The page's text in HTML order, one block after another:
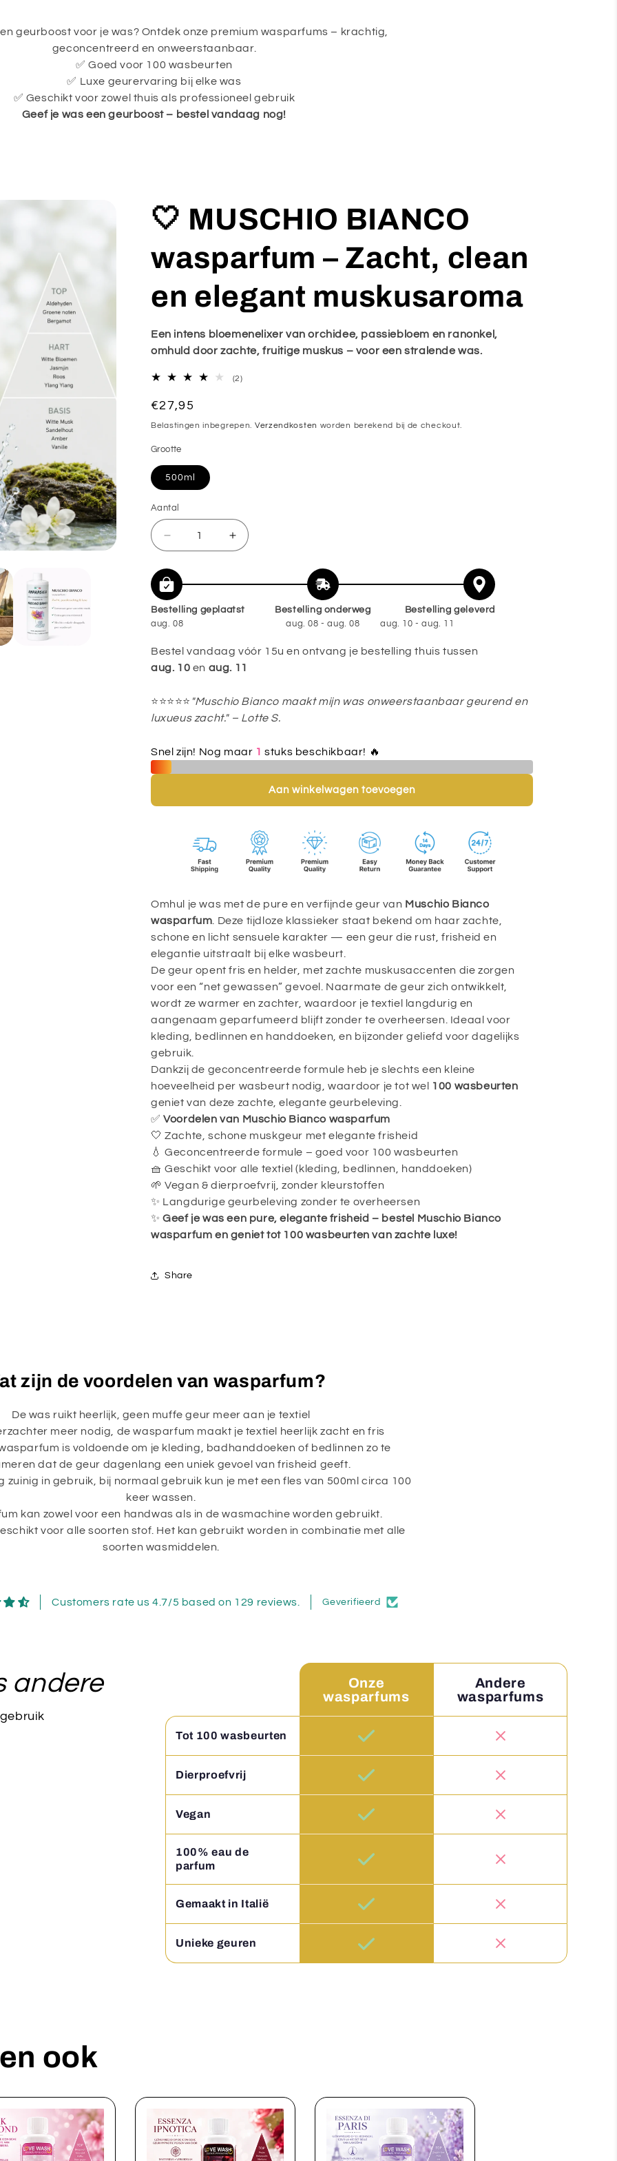
geurboost voor je was? Ontdek onze premium wasparfums – krachtig,
geconcentreerd en onweerstaanbaar.
✅ Goed voor 100 wasbeurten
✅ Luxe geurervaring bij elke was
✅ Geschikt voor zowel thuis als professioneel gebruik
Geef je was een geurboost – bestel vandaag nog!
🤍 MUSCHIO BIANCO
wasparfum – Zacht, clean
en elegant muskusaroma
Een intens bloemenelixer van orchidee, passiebloem en ranonkel,
omhuld door zachte, fruitige muskus – voor een stralende was.
(2)2
Normale
prijs
€27,95
Belastingen inbegrepen. Verzendkosten worden berekend bij de checkout.
Grootte
500ml
Aantal
Aantal
Aantal
voor
🤍
MUSCHIO
wasparfum
–
elegant
muskusaroma
Aantal
voor
wasparfum
–
clean
elegant
Bestelling geplaatst
aug. 08
Bestelling onderweg
aug. 08 - aug. 08
Bestelling geleverd
aug. 10 - aug. 11
Bestel vandaag vóór 15u en ontvang je bestelling thuis tussen
aug. 10 en aug. 11
⭐⭐⭐⭐⭐ "Muschio Bianco maakt mijn was onweerstaanbaar geurend en
luxueus zacht." – Lotte S.
Snel zijn! Nog maar 1 stuks beschikbaar! 🔥
Aan winkelwagen toevoegen
Omhul je was met de pure en verfijnde geur van Muschio Bianco
wasparfum . Deze tijdloze klassieker staat bekend om haar zachte,
schone en licht sensuele karakter — een geur die rust, frisheid en
elegantie uitstraalt bij elke wasbeurt.
De geur opent fris en helder, met zachte muskusaccenten die zorgen
voor een “net gewassen” gevoel. Naarmate de geur zich ontwikkelt,
wordt ze warmer en zachter, waardoor je textiel langdurig en
aangenaam geparfumeerd blijft zonder te overheersen. Ideaal voor
kleding, bedlinnen en handdoeken, en bijzonder geliefd voor dagelijks
gebruik.
Dankzij de geconcentreerde formule heb je slechts een kleine
hoeveelheid per wasbeurt nodig, waardoor je tot wel
100 wasbeurten
geniet van deze zachte, elegante geurbeleving.
✅Voordelen van Muschio Bianco wasparfum
🤍 Zachte, schone muskgeur met elegante frisheid
💧 Geconcentreerde formule – goed voor 100 wasbeurten
🧺 Geschikt voor alle textiel (kleding, bedlinnen, handdoeken)
🌱 Vegan & dierproefvrij, zonder kleurstoffen
✨ Langdurige geurbeleving zonder te overheersen
✨Geef je was een pure, elegante frisheid – bestel Muschio Bianco
wasparfum en geniet tot 100 wasbeurten van zachte luxe!
Share
zijn de voordelen van wasparfum?
De was ruikt heerlijk, geen muffe geur meer aan je textiel
meer nodig, de wasparfum maakt je textiel heerlijk zacht en fris
is voldoende om je kleding, badhanddoeken of bedlinnen zo te
dat de geur dagenlang een uniek gevoel van frisheid geeft.
zuinig in gebruik, bij normaal gebruik kun je met een fles van 500ml circa 100
keer wassen.
kan zowel voor een handwas als in de wasmachine worden gebruikt.
voor alle soorten stof. Het kan gebruikt worden in combinatie met alle
soorten wasmiddelen.
Customers rate us 4.7/5 based on 129 reviews. Geverifieerd
andere
Onze
wasparfums
Andere
wasparfums
Tot 100 wasbeurten
Dierproefvrij
Vegan
100% eau de
parfum
Gemaakt in Italië
Unieke geuren
ook